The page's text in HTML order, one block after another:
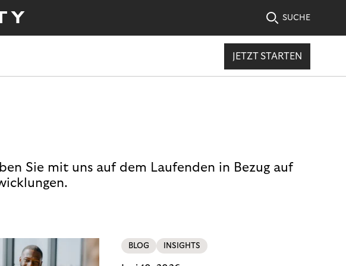
SUCHE
JETZT STARTEN
Sie mit uns auf dem Laufenden in Bezug auf
BLOG INSIGHTS